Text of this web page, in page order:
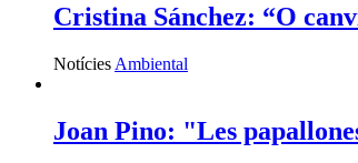
Cristina Sánchez: “O
Notícies Ambiental
Joan Pino: "Les